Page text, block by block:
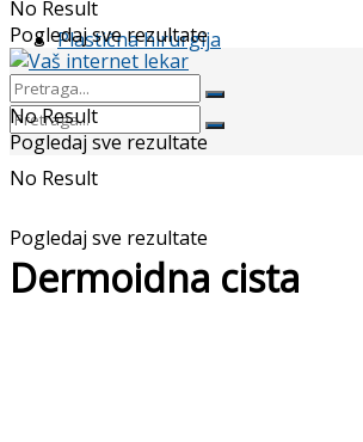
Plastična hirurgija
No Result
Pogledaj sve rezultate
No Result
Pogledaj sve rezultate
No Result
Pogledaj sve rezultate
Dermoidna cista